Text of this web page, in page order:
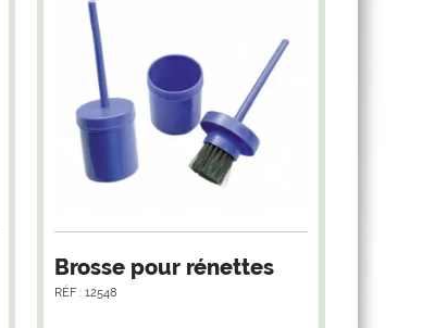
Brosse pour rénettes
RÉF : 12548